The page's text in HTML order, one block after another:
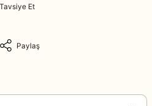
Tavsiye Et
Paylaş